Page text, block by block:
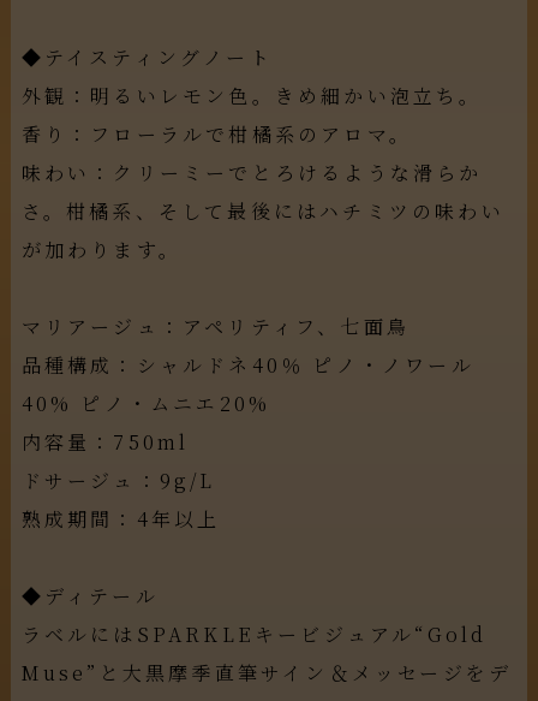
◆テイスティングノート
外観：明るいレモン色。きめ細かい泡立ち。
香り：フローラルで柑橘系のアロマ。
味わい：クリーミーでとろけるような滑らか
さ。柑橘系、そして最後にはハチミツの味わい
が加わります。
マリアージュ：アペリティフ、七面鳥
品種構成：シャルドネ40％ ピノ・ノワール
40% ピノ・ムニエ20%
内容量：750ml
ドサージュ：9g/L
熟成期間：4年以上
◆ディテール
ラベルにはSPARKLEキービジュアル“Gold
Muse”と大黒摩季直筆サイン＆メッセージをデ